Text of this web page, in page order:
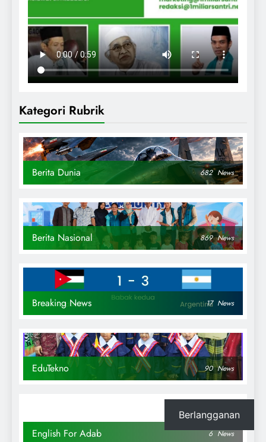
Kategori Rubrik
Berita Dunia 682 News
Berita Nasional 869 News
Breaking News 17 News
EduTekno 90 News
English For Adab 6 News
Berlangganan